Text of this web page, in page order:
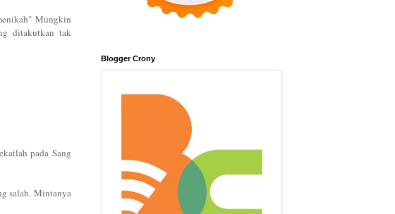
Mungkin
ditakutkan tak
pada Sang
salah. Mintanya
Blogger Crony